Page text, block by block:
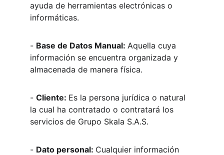
ayuda de herramientas electrónicas o
informáticas.
- Base de Datos Manual: Aquella cuya
información se encuentra organizada y
almacenada de manera física.
- Cliente: Es la persona jurídica o natural
la cual ha contratado o contratará los
servicios de Grupo Skala S.A.S.
- Dato personal: Cualquier información